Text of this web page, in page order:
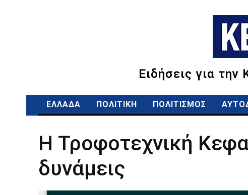
Ειδήσεις για
ΕΛΛΑΔΑ ΠΟΛΙΤΙΚΗ ΠΟΛΙΤΙΣΜΟΣ
Η Τροφοτεχνική
δυνάμεις